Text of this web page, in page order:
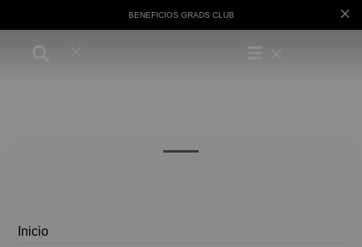
BENEFICIOS GRADS CLUB
Inicio